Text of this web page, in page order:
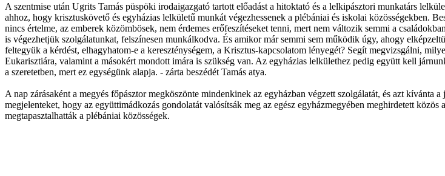
A szentmise után Ugrits Tamás püspöki irodaigazgató tartott előadást a hitoktató és a lelkipásztori munkatárs
ahhoz, hogy krisztuskövető és egyházias lelkületű munkát végezhessenek a plébániai és iskolai közösségekben.
nincs értelme, az emberek közömbösek, nem érdemes erőfeszítéseket tenni, mert nem változik semmi a
is végezhetjük szolgálatunkat, felszínesen munkálkodva. És amikor már semmi sem működik úgy, ahogy
feltegyük a kérdést, elhagyhatom-e a kereszténységem, a Krisztus-kapcsolatom lényegét? Segít megvizsgálni,
Eukarisztiára, valamint a másokért mondott imára is szükség van. Az egyházias lelkülethez pedig együtt kell
a szeretetben, mert ez egységünk alapja. - zárta beszédét Tamás atya.
A nap zárásaként a megyés főpásztor megköszönte mindenkinek az egyházban végzett szolgálatát, és azt
megjelenteket, hogy az együttimádkozás gondolatát valósítsák meg az egész egyházmegyében meghirdetett
megtapasztalhatták a plébániai közösségek.